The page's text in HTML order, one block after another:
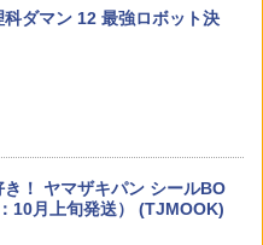
える」ができない子どもた
とばの力〉を育てるのか
かる！ みるみる図形に強く
HD 10 キッズプロ (10イン
使い放題
科ダマン 12 最強ロボット決
き！ ヤマザキパン シールBO
10月上旬発送） (TJMOOK)